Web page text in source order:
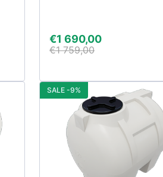
€1 690,00
€1 759,00
SALE -9%